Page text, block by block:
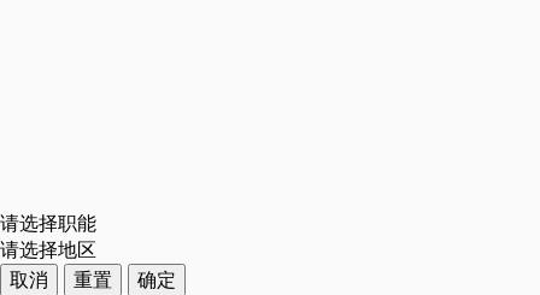
请选择职能
请选择地区
取消
重置
确定